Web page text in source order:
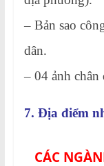
– Bản sao
dân.
– 04 ảnh
7. Địa điểm
CÁC